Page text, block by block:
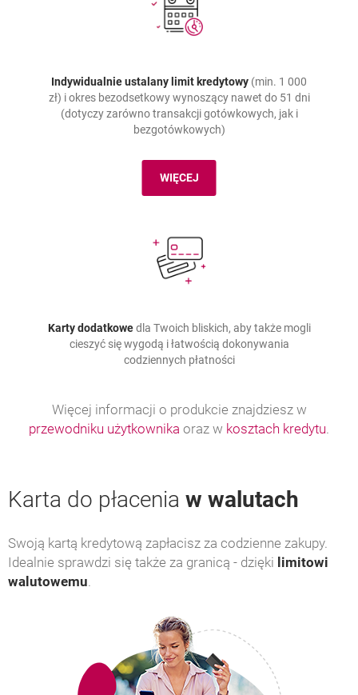
Indywidualnie ustalany limit kredytowy (min. 1 000
zł) i okres bezodsetkowy wynoszący nawet do 51 dni
(dotyczy zarówno transakcji gotówkowych, jak i
bezgotówkowych)
WIĘCEJWIĘCEJ O LIMICIE KREDYTOWYM
Karty dodatkowedla Twoich bliskich, aby także mogli
cieszyć się wygodą i łatwością dokonywania
codziennych płatności
Więcej informacji o produkcie znajdziesz w
przewodniku użytkownika oraz w kosztach kredytu.
Karta do płacenia w walutach
Swoją kartą kredytową zapłacisz za codzienne zakupy.
Idealnie sprawdzi się także za granicą - dzięki limitowi
walutowemu.